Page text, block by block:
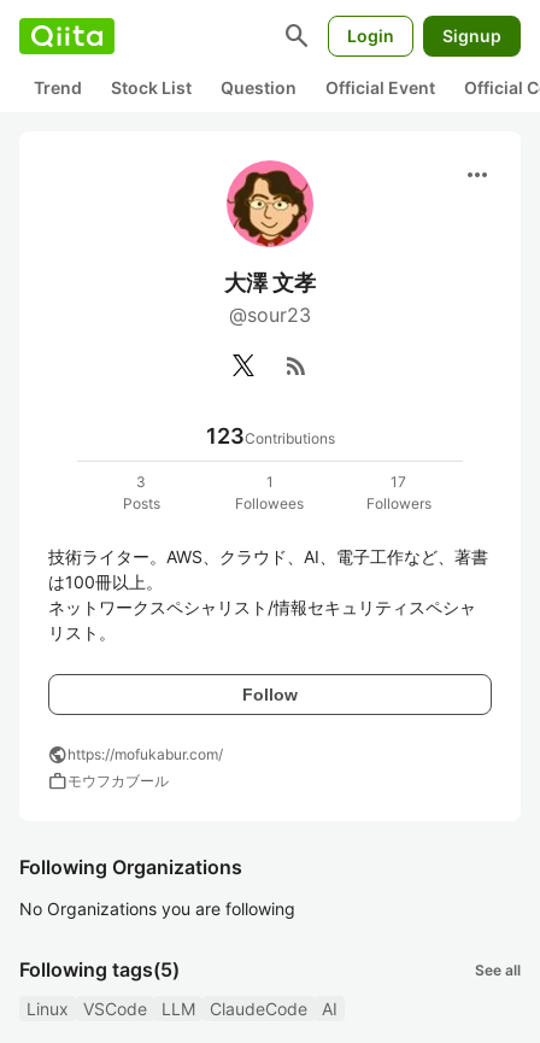
search Login Signup
Trend Stock List Question Official Event Official
more_horiz
大澤 文孝
@sour23
rss_feed
123Contributions
3
Posts
1
Followees
17
Followers
技術ライター。AWS、クラウド、AI、電子工作など、著書
は100冊以上。
ネットワークスペシャリスト/情報セキュリティスペシャ
リスト。
Follow
publichttps://mofukabur.com/
workモウフカブール
Following Organizations
No Organizations you are following
Following tags(5) See all
Linux VSCode LLM ClaudeCode AI